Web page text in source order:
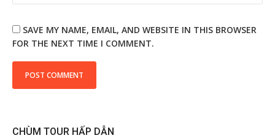
SAVE MY NAME, EMAIL, AND WEBSITE IN THIS BROWSER
FOR THE NEXT TIME I COMMENT.
CHÙM TOUR HẤP DẪN